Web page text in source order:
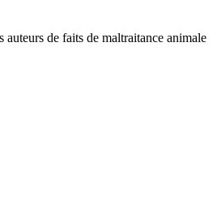
auteurs de faits de maltraitance animale